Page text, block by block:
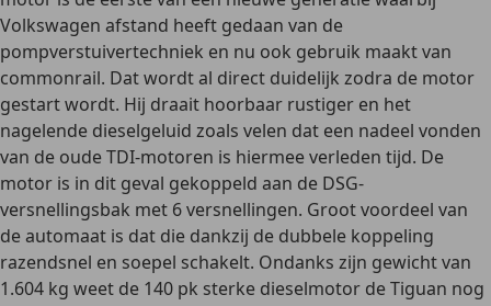
Volkswagen afstand heeft gedaan van de
pompverstuivertechniek en nu ook gebruik maakt van
commonrail. Dat wordt al direct duidelijk zodra de motor
gestart wordt. Hij draait hoorbaar rustiger en het
nagelende dieselgeluid zoals velen dat een nadeel vonden
van de oude TDI-motoren is hiermee verleden tijd. De
motor is in dit geval gekoppeld aan de DSG-
versnellingsbak met 6 versnellingen. Groot voordeel van
de automaat is dat die dankzij de dubbele koppeling
razendsnel en soepel schakelt. Ondanks zijn gewicht van
1.604 kg weet de 140 pk sterke dieselmotor de Tiguan nog